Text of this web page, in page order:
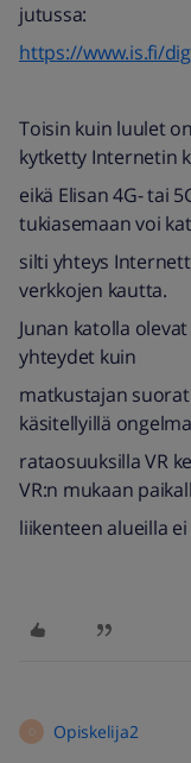
jutussa:
https://www.is.fi/
Toisin kuin luulet
kytketty Internetin
eikä Elisan 4G- tai
tukiasemaan voi
silti yhteys
verkkojen kautta.
Junan katolla
yhteydet kuin
matkustajan
käsitellyillä
rataosuuksilla VR
VR:n mukaan
liikenteen alueilla
O Opiskelija2